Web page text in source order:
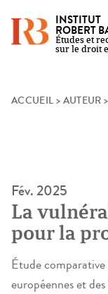
Skip
INSTITUT
ROBERT
Études et
sur le droit
ACCUEIL > AUTEUR >
Fév. 2025
La
pour la
Étude
européennes et